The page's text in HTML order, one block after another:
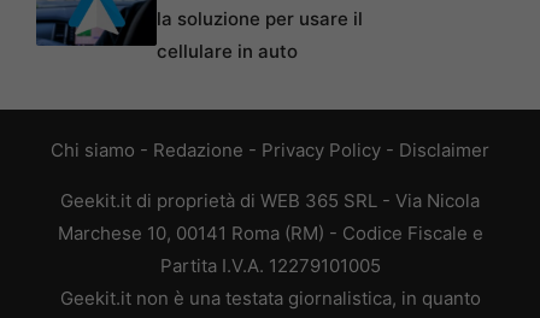
la soluzione per usare il
cellulare in auto
Chi siamo - Redazione - Privacy Policy - Disclaimer
Geekit.it di proprietà di WEB 365 SRL - Via Nicola
Marchese 10, 00141 Roma (RM) - Codice Fiscale e
Partita I.V.A. 12279101005
Geekit.it non è una testata giornalistica, in quanto